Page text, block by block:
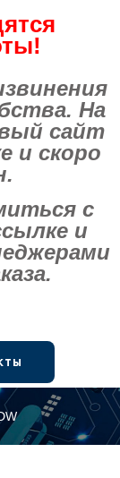
На
сайт
и скоро
с
и